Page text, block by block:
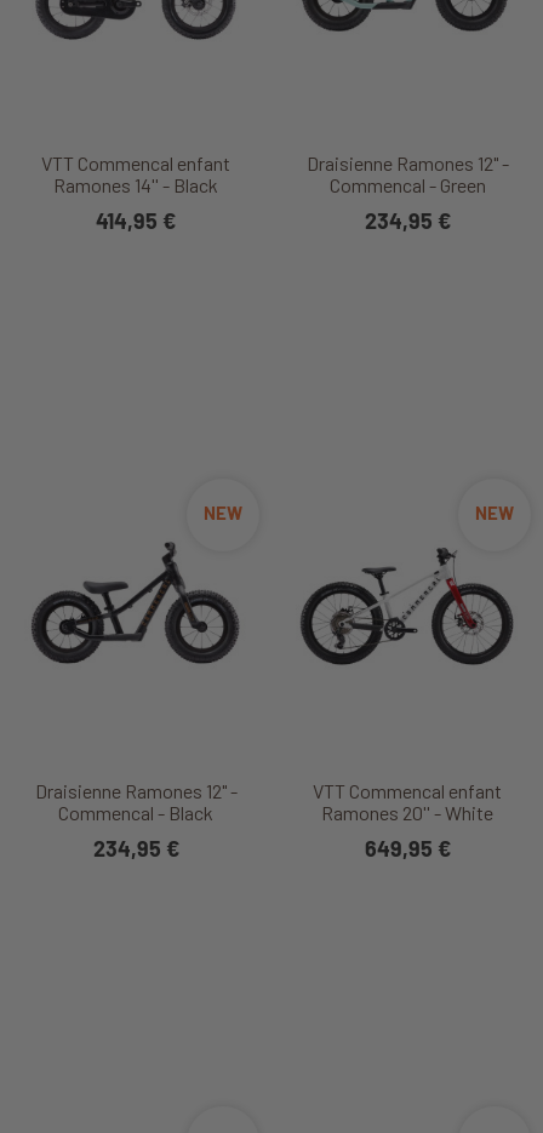
VTT Commencal enfant
Ramones 14'' - Black
414,95 €
Draisienne Ramones 12" -
Commencal - Green
234,95 €
Draisienne Ramones 12" -
Commencal - Black
NEW
234,95 €
VTT Commencal enfant
Ramones 20'' - White
NEW
649,95 €